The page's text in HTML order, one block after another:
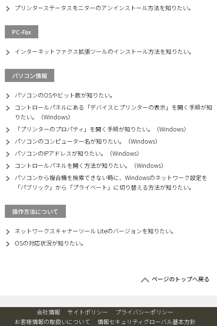
プリンターステータスモニターのアンインストール方法を知りたい。
PC-Fax
インターネットファクス拡張ツールのインストール方法を知りたい。
パソコン情報
パソコンのOSやビット数が知りたい。
コントロールパネルにある「デバイスとプリンターの表示」を開く手順が知
りたい。（Windows）
「プリンターのプロパティ」を開く手順が知りたい。（Windows）
パソコンのコンピューター名が知りたい。（Windows）
パソコンのIPアドレスが知りたい。（Windows）
コントロールパネルを開く方法が知りたい。（Windows）
パソコンから複合機を検索できない時に、Windowsのネットワーク設定を
「パブリック」から「プライベート」に切り替える方法が知りたい。
操作方法について
ネットワークスキャナーツール Liteのバージョンを知りたい。
OSの対応状況が知りたい。
ページのトップへ戻る
会社情報 サイトポリシー
プライバシーポリシー
お客様情報の取扱いについて
情報セキュリティグローバル基本方針